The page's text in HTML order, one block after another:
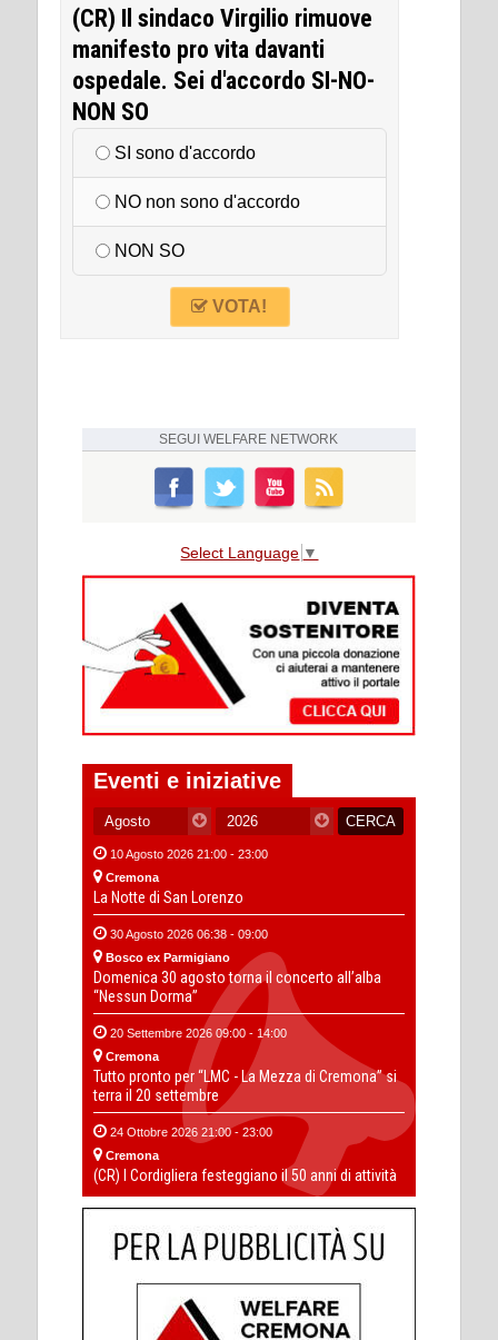
(CR) Il sindaco Virgilio rimuove
manifesto pro vita davanti
ospedale. Sei d'accordo SI-NO-
NON SO
SI sono d'accordo
NO non sono d'accordo
NON SO
VOTA!
SEGUIWELFARE NETWORK
Select Language ▼
Eventi e iniziative
10 Agosto 2026 21:00 - 23:00
Cremona
La Notte di San Lorenzo
30 Agosto 2026 06:38 - 09:00
Bosco ex Parmigiano
Domenica 30 agosto torna il concerto all’alba
“Nessun Dorma”
20 Settembre 2026 09:00 - 14:00
Cremona
Tutto pronto per “LMC - La Mezza di Cremona” si
terra il 20 settembre
24 Ottobre 2026 21:00 - 23:00
Cremona
(CR) I Cordigliera festeggiano il 50 anni di attività